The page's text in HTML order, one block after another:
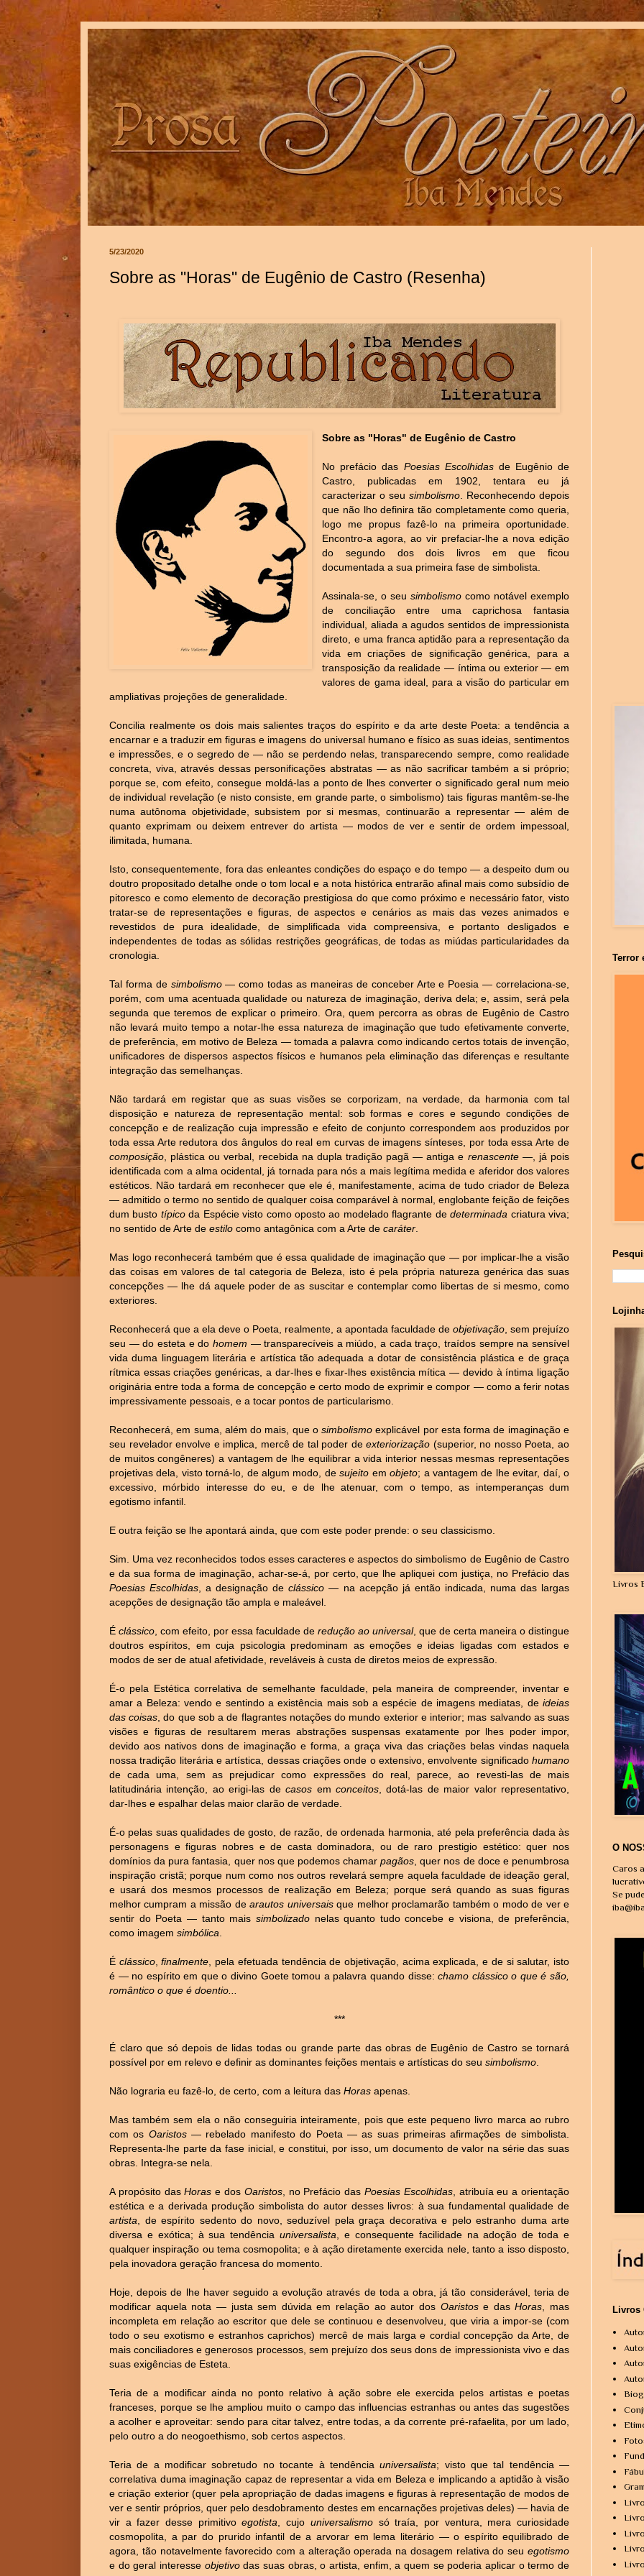
5/23/2020
Sobre as "Horas" de Eugênio de Castro (Resenha)
Sobre as "Horas" de Eugênio de Castro
No prefácio das Poesias Escolhidasde Eugênio de
Castro, publicadas em 1902, tentara eu já
caracterizar o seusimbolismo . Reconhecendo depois
que não lho definira tão completamente como queria,
logo me propus fazê-lo na primeira oportunidade.
Encontro-a agora, ao vir prefaciar-lhe a nova edição
do segundo dos dois livros em que ficou
documentada a sua primeira fase de simbolista.
Assinala-se, o seusimbolismo como notável exemplo
de conciliação entre uma caprichosa fantasia
individual, aliada a agudos sentidos de impressionista
direto, e uma franca aptidão para a representação da
vida em criações de significação genérica, para a
transposição da realidade — íntima ou exterior — em
valores de gama ideal, para a visão do particular em
ampliativas projeções de generalidade.
Concilia realmente os dois mais salientes traços do espírito e da arte deste Poeta: a tendência a
encarnar e a traduzir em figuras e imagens do universal humano e físico as suas ideias, sentimentos
e impressões, e o segredo de — não se perdendo nelas, transparecendo sempre, como realidade
concreta, viva, através dessas personificações abstratas — as não sacrificar também a si próprio;
porque se, com efeito, consegue moldá-las a ponto de lhes converter o significado geral num meio
de individual revelação (e nisto consiste, em grande parte, o simbolismo) tais figuras mantêm-se-lhe
numa autônoma objetividade, subsistem por si mesmas, continuarão a representar — além de
quanto exprimam ou deixem entrever do artista — modos de ver e sentir de ordem impessoal,
ilimitada, humana.
Isto, consequentemente, fora das enleantes condições do espaço e do tempo — a despeito dum ou
doutro propositado detalhe onde o tom local e a nota histórica entrarão afinal mais como subsídio de
pitoresco e como elemento de decoração prestigiosa do que como próximo e necessário fator, visto
tratar-se de representações e figuras, de aspectos e cenários as mais das vezes animados e
revestidos de pura idealidade, de simplificada vida compreensiva, e portanto desligados e
independentes de todas as sólidas restrições geográficas, de todas as miúdas particularidades da
cronologia.
Tal forma de simbolismo— como todas as maneiras de conceber Arte e Poesia — correlaciona-se,
porém, com uma acentuada qualidade ou natureza de imaginação, deriva dela; e, assim, será pela
segunda que teremos de explicar o primeiro. Ora, quem percorra as obras de Eugênio de Castro
não levará muito tempo a notar-lhe essa natureza de imaginação que tudo efetivamente converte,
de preferência, em motivo de Beleza — tomada a palavra como indicando certos totais de invenção,
unificadores de dispersos aspectos físicos e humanos pela eliminação das diferenças e resultante
integração das semelhanças.
Não tardará em registar que as suas visões se corporizam, na verdade, da harmonia com tal
disposição e natureza de representação mental: sob formas e cores e segundo condições de
concepção e de realização cuja impressão e efeito de conjunto correspondem aos produzidos por
toda essa Arte redutora dos ângulos do real em curvas de imagens sínteses, por toda essa Arte de
composição , plástica ou verbal, recebida na dupla tradição pagã — antiga e renascente—, já pois
identificada com a alma ocidental, já tornada para nós a mais legítima medida e aferidor dos valores
estéticos. Não tardará em reconhecer que ele é, manifestamente, acima de tudo criador de Beleza
— admitido o termo no sentido de qualquer coisa comparável à normal, englobante feição de feições
dum busto típicoda Espécie visto como oposto ao modelado flagrante dedeterminada criatura viva;
no sentido de Arte de estilo como antagônica com a Arte de caráter
Mas logo reconhecerá também que é essa qualidade de imaginação que — por implicar-lhe a visão
das coisas em valores de tal categoria de Beleza, isto é pela própria natureza genérica das suas
concepções — lhe dá aquele poder de as suscitar e contemplar como libertas de si mesmo, como
exteriores.
Reconhecerá que a ela deve o Poeta, realmente, a apontada faculdade de objetivação , sem prejuízo
seu — do esteta e do homem — transparecíveis a miúdo, a cada traço, traídos sempre na sensível
vida duma linguagem literária e artística tão adequada a dotar de consistência plástica e de graça
rítmica essas criações genéricas, a dar-lhes e fixar-lhes existência mítica — devido à íntima ligação
originária entre toda a forma de concepção e certo modo de exprimir e compor — como a ferir notas
impressivamente pessoais, e a tocar pontos de particularismo.
Reconhecerá, em suma, além do mais, que osimbolismo explicável por esta forma de imaginação e
seu revelador envolve e implica, mercê de tal poder deexteriorização (superior, no nosso Poeta, ao
de muitos congêneres) a vantagem de lhe equilibrar a vida interior nessas mesmas representações
projetivas dela, visto torná-lo, de algum modo, desujeito emobjeto; a vantagem de lhe evitar, daí, o
excessivo, mórbido interesse do eu, e de lhe atenuar, com o tempo, as intemperanças dum
egotismo infantil.
E outra feição se lhe apontará ainda, que com este poder prende: o seu classicismo.
Sim. Uma vez reconhecidos todos esses caracteres e aspectos do simbolismo de Eugênio de Castro
e da sua forma de imaginação, achar-se-á, por certo, que lhe apliquei com justiça, no Prefácio das
Poesias Escolhidas , a designação declássico — na acepção já então indicada, numa das largas
acepções de designação tão ampla e maleável.
É clássico , com efeito, por essa faculdade de redução ao universal, que de certa maneira o distingue
doutros espíritos, em cuja psicologia predominam as emoções e ideias ligadas com estados e
modos de ser de atual afetividade, reveláveis à custa de diretos meios de expressão.
É-o pela Estética correlativa de semelhante faculdade, pela maneira de compreender, inventar e
amar a Beleza: vendo e sentindo a existência mais sob a espécie de imagens mediatas, de ideias
das coisas , do que sob a de flagrantes notações do mundo exterior e interior; mas salvando as suas
visões e figuras de resultarem meras abstrações suspensas exatamente por lhes poder impor,
devido aos nativos dons de imaginação e forma, a graça viva das criações belas vindas naquela
nossa tradição literária e artística, dessas criações onde o extensivo, envolvente significado humano
de cada uma, sem as prejudicar como expressões do real, parece, ao revesti-las de mais
latitudinária intenção, ao erigi-las decasos em conceitos, dotá-las de maior valor representativo,
dar-lhes e espalhar delas maior clarão de verdade.
É-o pelas suas qualidades de gosto, de razão, de ordenada harmonia, até pela preferência dada às
personagens e figuras nobres e de casta dominadora, ou de raro prestigio estético: quer nos
domínios da pura fantasia, quer nos que podemos chamarpagãos , quer nos de doce e penumbrosa
inspiração cristã; porque num como nos outros revelará sempre aquela faculdade de ideação geral,
e usará dos mesmos processos de realização em Beleza; porque será quando as suas figuras
melhor cumpram a missão dearautos universaisque melhor proclamarão também o modo de ver e
sentir do Poeta — tanto mais simbolizadonelas quanto tudo concebe e visiona, de preferência,
como imagem simbólica
É clássico,finalmente , pela efetuada tendência de objetivação, acima explicada, e de si salutar, isto
é — no espírito em que o divino Goete tomou a palavra quando disse:chamo clássico o que é são,
romântico o que é doentio...
***
É claro que só depois de lidas todas ou grande parte das obras de Eugênio de Castro se tornará
possível por em relevo e definir as dominantes feições mentais e artísticas do seu simbolismo
Não lograria eu fazê-lo, de certo, com a leitura das Horas apenas.
Mas também sem ela o não conseguiria inteiramente, pois que este pequeno livro marca ao rubro
com os Oaristos— rebelado manifesto do Poeta — as suas primeiras afirmações de simbolista.
Representa-lhe parte da fase inicial, e constitui, por isso, um documento de valor na série das suas
obras. Integra-se nela.
A propósito dasHoras e dos Oaristos, no Prefácio dasPoesias Escolhidas, atribuía eu a orientação
estética e a derivada produção simbolista do autor desses livros: à sua fundamental qualidade de
artista , de espírito sedento do novo, seduzível pela graça decorativa e pelo estranho duma arte
diversa e exótica; à sua tendênciauniversalista , e consequente facilidade na adoção de toda e
qualquer inspiração ou tema cosmopolita; e à ação diretamente exercida nele, tanto a isso disposto,
pela inovadora geração francesa do momento.
Hoje, depois de lhe haver seguido a evolução através de toda a obra, já tão considerável, teria de
modificar aquela nota — justa sem dúvida em relação ao autor dos Oaristose dasHoras , mas
incompleta em relação ao escritor que dele se continuou e desenvolveu, que viria a impor-se (com
todo o seu exotismo e estranhos caprichos) mercê de mais larga e cordial concepção da Arte, de
mais conciliadores e generosos processos, sem prejuízo dos seus dons de impressionista vivo e das
suas exigências de Esteta.
Teria de a modificar ainda no ponto relativo à ação sobre ele exercida pelos artistas e poetas
franceses, porque se lhe ampliou muito o campo das influencias estranhas ou antes das sugestões
a acolher e aproveitar: sendo para citar talvez, entre todas, a da corrente pré-rafaelita, por um lado,
pelo outro a do neogoethismo, sob certos aspectos.
Teria de a modificar sobretudo no tocante à tendênciauniversalista; visto que tal tendência —
correlativa duma imaginação capaz de representar a vida em Beleza e implicando a aptidão à visão
e criação exterior (quer pela apropriação de dadas imagens e figuras à representação de modos de
ver e sentir próprios, quer pelo desdobramento destes em encarnações projetivas deles) — havia de
vir a fazer desse primitivoegotista , cujo universalismosó traía, por ventura, mera curiosidade
cosmopolita, a par do prurido infantil de a arvorar em lema literário — o espírito equilibrado de
agora, tão notavelmente favorecido com a alteração operada na dosagem relativa do seu egotismo
e do geral interesse objetivodas suas obras, o artista, enfim, a quem se poderia aplicar o termo de
Terror
Livros
O
Caros
Se
Livros